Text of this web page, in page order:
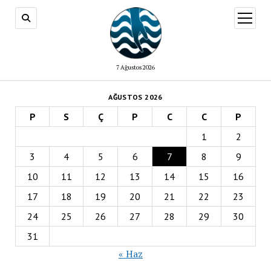
7 Ağustos 2026
aç
AĞUSTOS 2026
P S Ç P C C
P
1
2
3
4 5 6 7 8
9
10
11 12 13 14 15
16
17
18 19 20 21 22
23
24
25 26 27 28 29
30
31
« Haz